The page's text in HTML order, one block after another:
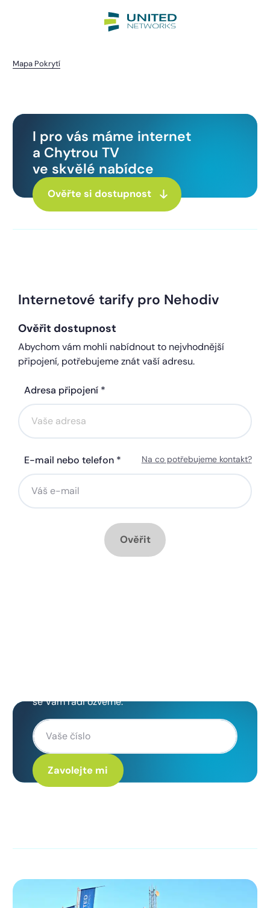
Mapa Pokrytí
I pro vás máme internet
a Chytrou TV
ve skvělé nabídce
Ověřte si dostupnost
Internetové tarify pro Nehodiv
Ověřit dostupnost
Abychom vám mohli nabídnout to nejvhodnější
připojení, potřebujeme znát vaší adresu.
Adresa připojení *
E-mail nebo telefon * Na co potřebujeme kontakt?
Ověřit
se Vám rádi ozveme.